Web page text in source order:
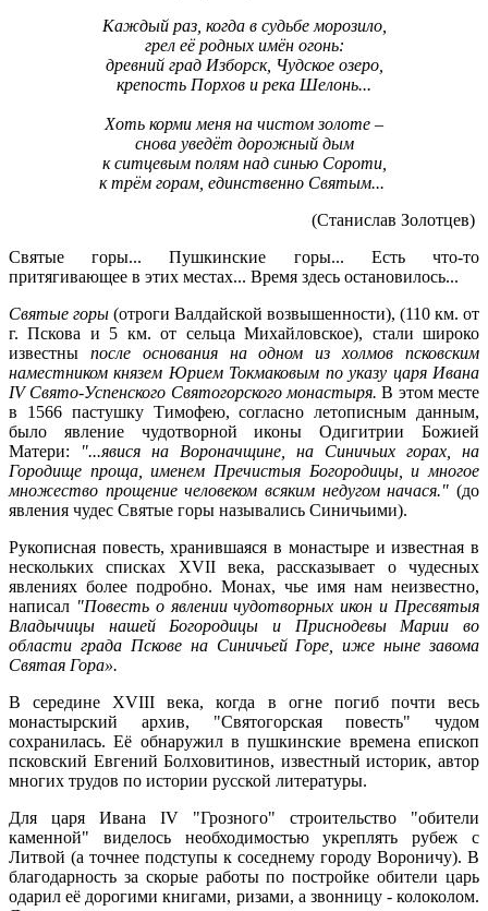
Каждый раз, когда в судьбе морозило,
грел её родных имён огонь:
древний град Изборск, Чудское озеро,
крепость Порхов и река Шелонь...
Хоть корми меня на чистом золоте –
снова уведёт дорожный дым
к ситцевым полям над синью Сороти,
к трём горам, единственно Святым...
(Станислав Золотцев)
Святые горы... Пушкинские горы... Есть что-то
притягивающее в этих местах... Время здесь остановилось...
Святые горы (отроги Валдайской возвышенности), (110 км. от
г. Пскова и 5 км. от сельца Михайловское), стали широко
известны после основания на одном из холмов псковским
наместником князем Юрием Токмаковым по указу царя Ивана
IV Свято-Успенского Святогорскогомонастыря. В этом месте
в 1566 пастушку Тимофею, согласно летописным данным,
было явление чудотворной иконы Одигитрии Божией
Матери:
"...явися на Вороначщине , на Синичьих горах, на
Городище проща, именем Пречистыя Богородицы, и многое
множество прощение человеком всяким недугомначася." (до
явления чудес Святые горы назывались Синичьими).
Рукописная повесть, хранившаяся в монастыре и известная в
нескольких списках XVII века, рассказывает о чудесных
явлениях более подробно. Монах, чье имя нам неизвестно,
написал "Повесть о явлении чудотворных икон и Пресвятыя
Владычицы нашей Богородицы и ПриснодевыМарии во
области града Пскове на Синичьей Горе, иже нынезавома
Святая Гора».
В середине XVIII века, когда в огне погиб почти весь
монастырский архив, "Святогорскаяповесть" чудом
сохранилась. Её обнаружил в пушкинские времена епископ
псковский Евгений Болховитинов, известный историк, автор
многих трудов по истории русской литературы.
Для царя Ивана IV "Грозного" строительство "обители
каменной" виделось необходимостью укреплять рубеж с
Литвой (а точнее подступы к соседнему городу Вороничу). В
благодарность за скорые работы по постройке обители царь
одарил её дорогими книгами, ризами, а звонницу - колоколом.